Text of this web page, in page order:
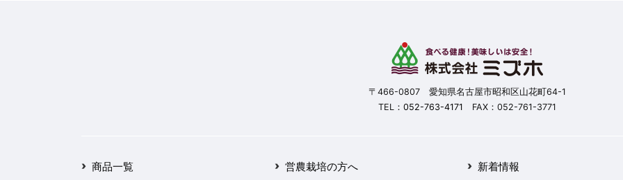
〒466-0807 愛知県名古屋市昭和区山花町64-1
TEL： 052-763-4171 FAX：052-761-3771
商品一覧 営農栽培の方へ 新着情報